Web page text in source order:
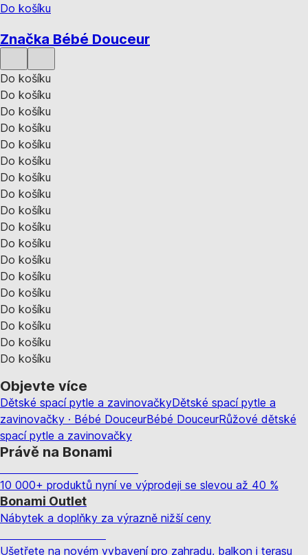
Do košíku
Značka Bébé Douceur
Do košíku
Do košíku
Do košíku
Do košíku
Do košíku
Do košíku
Do košíku
Do košíku
Do košíku
Do košíku
Do košíku
Do košíku
Do košíku
Do košíku
Do košíku
Do košíku
Do košíku
Do košíku
Objevte více
Dětské spací pytle a zavinovačkyDětské spací pytle a
zavinovačky · Bébé DouceurBébé DouceurRůžové dětské
spací pytle a zavinovačky
Právě na Bonami
10 000+ produktů nyní ve výprodeji se slevou až 40 %
Bonami Outlet
Nábytek a doplňky za výrazně nižší ceny
Ušetřete na novém vybavení pro zahradu, balkon i terasu